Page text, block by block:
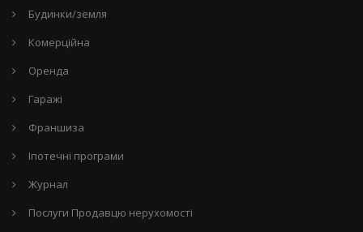
Будинки/земля
Комерційна
Оренда
Гаражі
Франшиза
Іпотечні програми
Журнал
Послуги Продавцю нерухомості